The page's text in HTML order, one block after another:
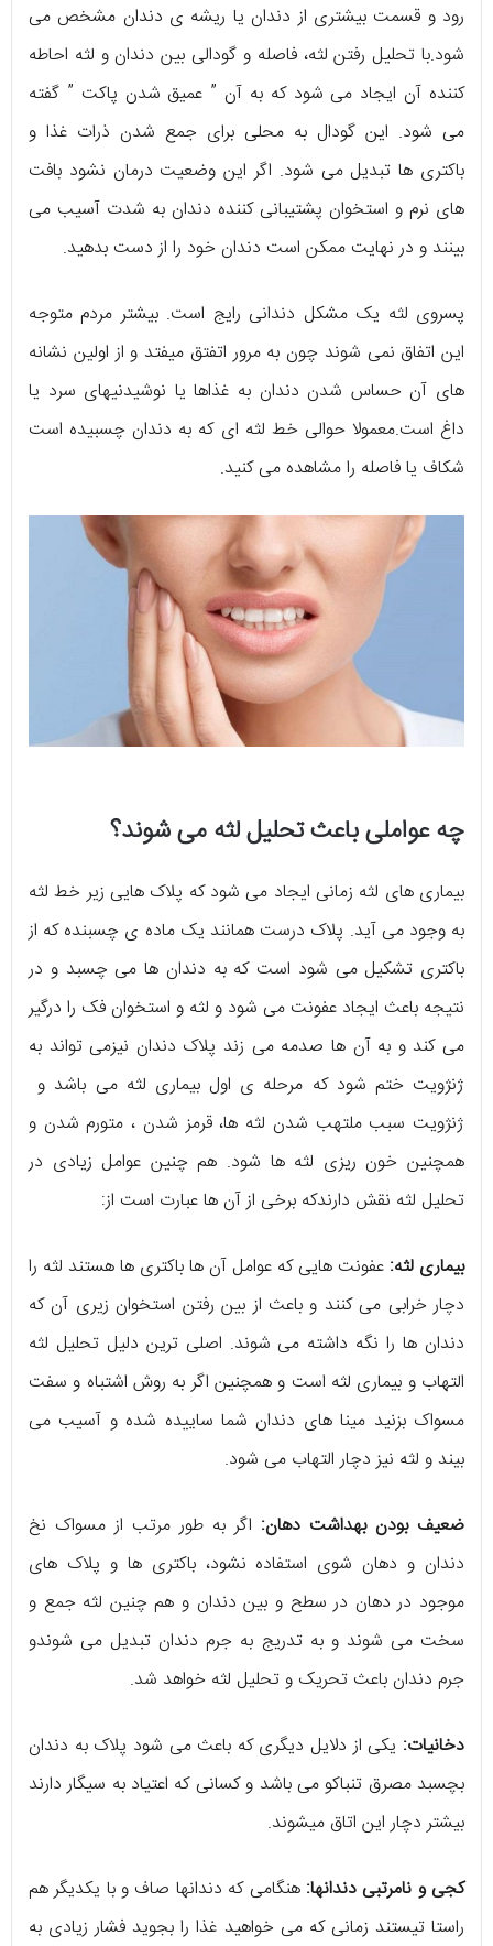
رود و قسمت بیشتری از دندان یا ریشه ی دندان مشخص می
شود.با تحلیل رفتن لثه، فاصله و گودالی بین دندان و لثه احاطه
کننده آن ایجاد می شود که به آن ” عمیق شدن پاکت ” گفته
می شود. این گودال به محلی برای جمع شدن ذرات غذا و
باکتری ها تبدیل می شود. اگر این وضعیت درمان نشود بافت
های نرم و استخوان پشتیبانی کننده دندان به شدت آسیب می
بینند و در نهایت ممکن است دندان خود را از دست بدهید.
پسروی لثه یک مشکل دندانی رایج است. بیشتر مردم متوجه
این اتفاق نمی شوند چون به مرور اتفتق میفتد و از اولین نشانه
های آن حساس شدن دندان به غذاها یا نوشیدنیهای سرد یا
داغ است.معمولا حوالی خط لثه ای که به دندان چسبیده است
شکاف یا فاصله را مشاهده می کنید.
چه عواملی باعث تحلیل لثه می شوند؟
بیماری های لثه زمانی ایجاد می شود که پلاک هایی زیر خط لثه
به وجود می آید. پلاک درست همانند یک ماده ی چسبنده که از
باکتری تشکیل می شود است که به دندان ها می چسبد و در
نتیجه باعث ایجاد عفونت می شود و لثه و استخوان فک را درگیر
می کند و به آن ها صدمه می زند پلاک دندان نیزمی تواند به
ژنژویت ختم شود که مرحله ی اول بیماری لثه می باشد و
ژنژویت سبب ملتهب شدن لثه ها، قرمز شدن ، متورم شدن و
همچنین خون ریزی لثه ها شود. هم چنین عوامل زیادی در
تحلیل لثه نقش دارندکه برخی از آن ها عبارت است از:
بیماری لثه: عفونت هایی که عوامل آن ها باکتری ها هستند لثه را
دچار خرابی می کنند و باعث از بین رفتن استخوان زیری آن که
دندان ها را نگه داشته می شوند. اصلی ترین دلیل تحلیل لثه
التهاب و بیماری لثه است و همچنین اگر به روش اشتباه و سفت
مسواک بزنید مینا های دندان شما ساییده شده و آسیب می
بیند و لثه نیز دچار التهاب می شود.
ضعیف بودن بهداشت دهان: اگر به طور مرتب از مسواک نخ
دندان و دهان شوی استفاده نشود، باکتری ها و پلاک های
موجود در دهان در سطح و بین دندان و هم چنین لثه جمع و
سخت می شوند و به تدریج به جرم دندان تبدیل می شوندو
جرم دندان باعث تحریک و تحلیل لثه خواهد شد.
دخانیات: یکی از دلایل دیگری که باعث می شود پلاک به دندان
بچسبد مصرق تنباکو می باشد و کسانی که اعتیاد به سیگار دارند
بیشتر دچار این اتاق میشوند.
کجی و نامرتبی دندانها: هنگامی که دندانها صاف و با یکدیگر هم
راستا تیستند زمانی که می خواهید غذا را بجوید فشار زیادی به